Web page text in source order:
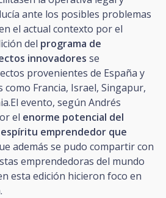
ante los posibles problemas
el actual contexto por el
del programa de
innovadores se
provenientes de España y
Francia, Israel, Singapur,
evento, según Andrés
el enorme potencial del
emprendedor que
además se pudo compartir con
emprendedoras del mundo
esta edición hicieron foco en